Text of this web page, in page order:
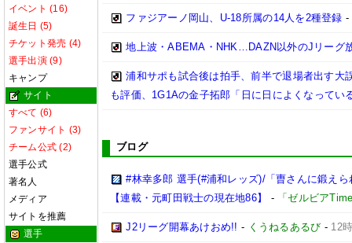
イベント (16)
誕生日 (5)
チケット発売 (4)
選手出演 (9)
キャンプ
サイト
すべて (6)
ファンサイト (3)
チーム公式 (2)
選手公式
著名人
メディア
サイトを推薦
選手
ファジアーノ岡山、U-18所属の14人を2種登録 -
地上波・ABEMA・NHK…DAZN以外のJリーグ
浦和サポも試合後は拍手、前半で退場者出す大
も評価、1G1Aの金子拓郎「日に日によくなってい
ブログ
#林幸多郎 選手(#浦和レッズ)/「曺さんに鍛え
【連載・元町田戦士の現在地86】
- 「ゼルビア
J2リーグ開幕あけおめ!! - くうねるあるび - 12